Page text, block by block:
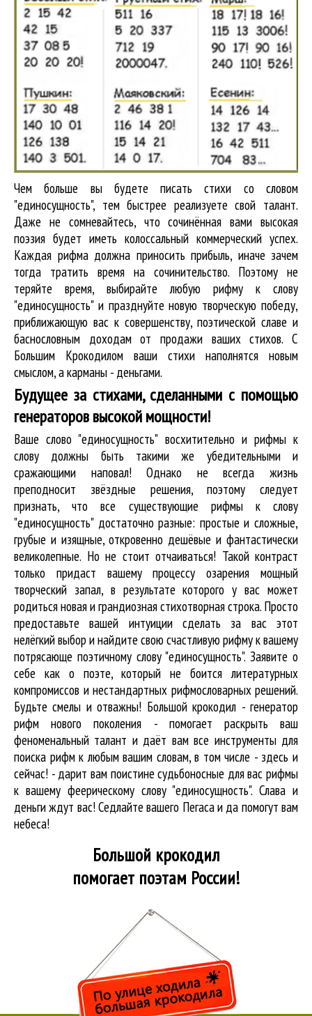
Чем больше вы будете писать стихи со словом
"единосущность", тем быстрее реализуете свой талант.
Даже не сомневайтесь, что сочинённая вами высокая
поэзия будет иметь колоссальный коммерческий успех.
Каждая рифма должна приносить прибыль, иначе зачем
тогда тратить время на сочинительство. Поэтому не
теряйте время, выбирайте любую рифму к слову
"единосущность" и празднуйте новую творческую победу,
приближающую вас к совершенству, поэтической славе и
баснословным доходам от продажи ваших стихов. С
Большим Крокодилом ваши стихи наполнятся новым
смыслом, а карманы - деньгами.
Будущее за стихами, сделанными с помощью
генераторов высокой мощности!
Ваше слово "единосущность" восхитительно и рифмы к
слову должны быть такими же убедительными и
сражающими наповал! Однако не всегда жизнь
преподносит звёздные решения, поэтому следует
признать, что все существующие рифмы к слову
"единосущность" достаточно разные: простые и сложные,
грубые и изящные, откровенно дешёвые и фантастически
великолепные. Но не стоит отчаиваться! Такой контраст
только придаст вашему процессу озарения мощный
творческий запал, в результате которого у вас может
родиться новая и грандиозная стихотворная строка. Просто
предоставьте вашей интуиции сделать за вас этот
нелёгкий выбор и найдите свою счастливую рифму к вашему
потрясающе поэтичному слову "единосущность". Заявите о
себе как о поэте, который не боится литературных
компромиссов и нестандартных рифмословарных решений.
Будьте смелы и отважны! Большой крокодил - генератор
рифм нового поколения - помогает раскрыть ваш
феноменальный талант и даёт вам все инструменты для
поиска рифмк любым вашим словам, в том числе - здесь и
сейчас! - дарит вам поистине судьбоносные для вас рифмы
к вашему феерическому слову "единосущность". Слава и
деньги ждут вас! Седлайте вашего Пегаса и да помогут вам
небеса!
Большой крокодил
помогает поэтам России!